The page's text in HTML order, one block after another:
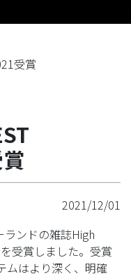
受賞
2021/12/01
ランドの雑誌High
受賞しました。受賞
ムはより深く、明確